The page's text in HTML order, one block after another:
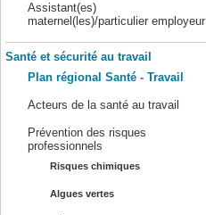
Assistant(es)
maternel(les)/particulier employeur
Santé et sécurité au travail
Plan régional Santé - Travail
Acteurs de la santé au travail
Prévention des risques
professionnels
Risques chimiques
Algues vertes